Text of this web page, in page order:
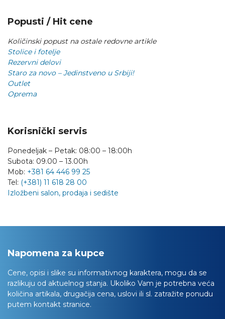
Popusti / Hit cene
Količinski popust na ostale redovne artikle
Stolice i fotelje
Rezervni delovi
Staro za novo – Jedinstveno u Srbiji!
Outlet
Oprema
Korisnički servis
Ponedeljak – Petak: 08:00 – 18:00h
Subota: 09.00 – 13.00h
Mob: +381 64 446 99 25
Tel: (+381) 11 618 28 00
Izložbeni salon, prodaja i sedište
Napomena za kupce
Cene, opisi i slike su informativnog karaktera, mogu da se
razlikuju od aktuelnog stanja. Ukoliko Vam je potrebna veća
količina artikala, drugačija cena, uslovi ili sl. zatražite ponudu
putem kontakt stranice.